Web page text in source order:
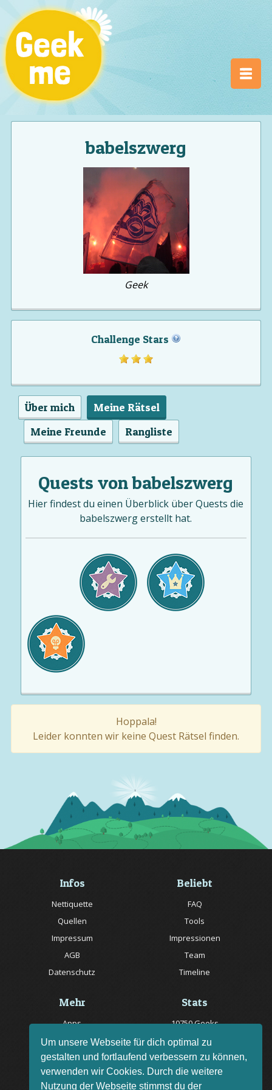
Um unsere Webseite für dich optimal zu
gestalten und fortlaufend verbessern zu können,
verwenden wir Cookies. Durch die weitere
Nutzung der Webseite stimmst du der
babelszwerg
Geek
Challenge Stars
Über mich
Meine Rätsel
Meine Freunde
Rangliste
Quests von babelszwerg
Hier findest du einen Überblick über Quests die
babelszwerg erstellt hat.
Hoppala!
Leider konnten wir keine Quest Rätsel finden.
Infos
Nettiquette
Quellen
Impressum
AGB
Datenschutz
Beliebt
FAQ
Tools
Impressionen
Team
Timeline
Mehr
Apps
Jobs
Livestream
Bug melden
Stats
10750 Geeks
20057 Rätsel online
150 Quizfragen online